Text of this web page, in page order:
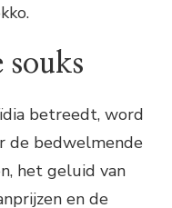
souks
betreedt, word
de bedwelmende
het geluid van
en de